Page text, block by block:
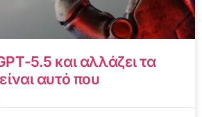
5.5 και αλλάζει τα
αυτό που